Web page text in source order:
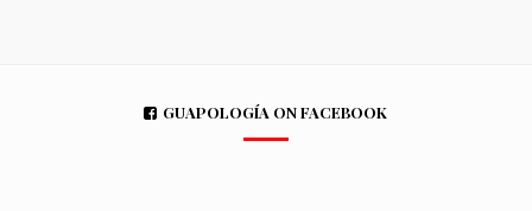
GUAPOLOGÍA ON FACEBOOK